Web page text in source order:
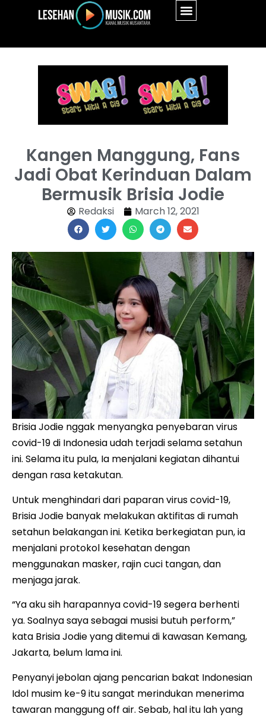
Kangen Manggung, Fans
Jadi Obat Kerinduan Dalam
Bermusik Brisia Jodie
Redaksi March 12, 2021
Brisia Jodie nggak menyangka penyebaran virus
covid-19 di Indonesia udah terjadi selama setahun
ini. Selama itu pula, Ia menjalani kegiatan dihantui
dengan rasa ketakutan.
Untuk menghindari dari paparan virus covid-19,
Brisia Jodie banyak melakukan aktifitas di rumah
setahun belakangan ini. Ketika berkegiatan pun, ia
menjalani protokol kesehatan dengan
menggunakan masker, rajin cuci tangan, dan
menjaga jarak.
“Ya aku sih harapannya covid-19 segera berhenti
ya. Soalnya saya sebagai musisi butuh perform,”
kata Brisia Jodie yang ditemui di kawasan Kemang,
Jakarta, belum lama ini.
Penyanyi jebolan ajang pencarian bakat Indonesian
Idol musim ke-9 itu sangat merindukan menerima
tawaran manggung off air. Sebab, hal itu lah yang